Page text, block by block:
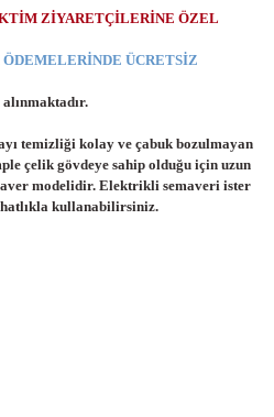
ZİYARETÇİLERİNE ÖZEL
ÜCRETSİZ
temizliği kolay ve çabuk bozulmayan
çelik gövdeye sahip olduğu için uzun
modelidir. Elektrikli semaveri ister
kullanabilirsiniz.